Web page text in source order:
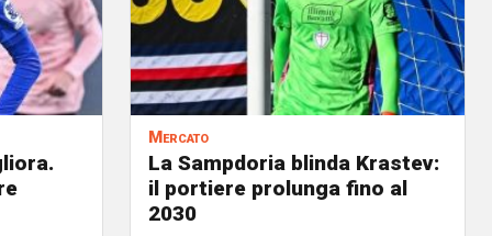
Mercato
La Sampdoria blinda Krastev:
il portiere prolunga fino al
2030